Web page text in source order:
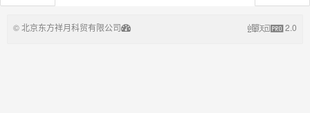
©北京东方祥月科贸有限公司 2.0